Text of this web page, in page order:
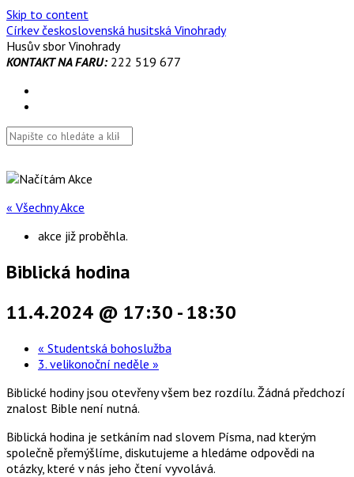
Skip to content
Církev československá husitská Vinohrady
Husův sbor Vinohrady
KONTAKT NA FARU:222 519 677
« Všechny Akce
akce již proběhla.
Biblická hodina
11.4.2024 @ 17:30 -18:30
« Studentská bohoslužba
3. velikonoční neděle »
Biblické hodiny jsou otevřeny všem bez rozdílu. Žádná předchozí
znalost Bible není nutná.
Biblická hodina je setkáním nad slovem Písma, nad kterým
společně přemýšlíme, diskutujeme a hledáme odpovědi na
otázky, které v nás jeho čtení vyvolává.